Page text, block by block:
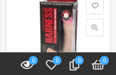
0 0 0 0